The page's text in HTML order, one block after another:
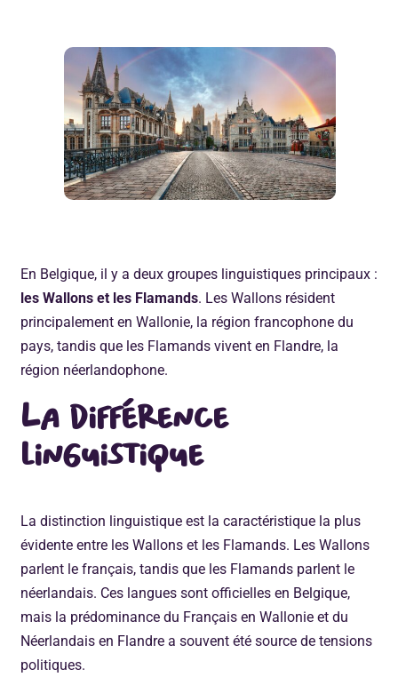
En Belgique, il y a deux groupes linguistiques principaux :
les Wallons et les Flamands. Les Wallons résident
principalement en Wallonie, la région francophone du
pays, tandis que les Flamands vivent en Flandre, la
région néerlandophone.
La différence
linguistique
La distinction linguistique est la caractéristique la plus
évidente entre les Wallons et les Flamands. Les Wallons
parlent le français, tandis que les Flamands parlent le
néerlandais. Ces langues sont officielles en Belgique,
mais la prédominance du Français en Wallonie et du
Néerlandais en Flandre a souvent été source de tensions
politiques.